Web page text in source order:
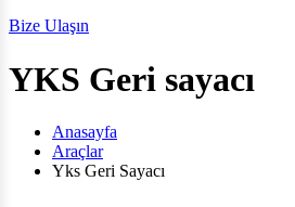
Bize Ulaşın
YKS Geri sayacı
Anasayfa
Araçlar
Yks Geri Sayacı